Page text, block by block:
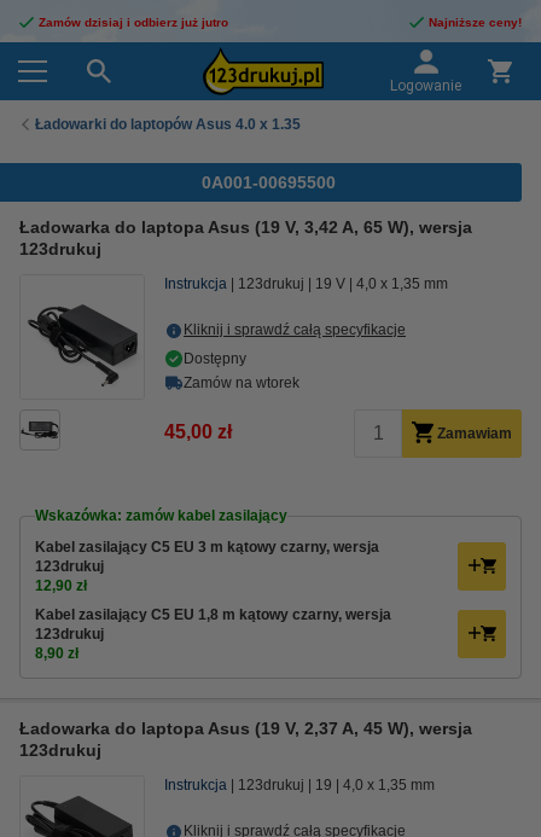
Zamów dzisiaj i odbierz już jutro Najniższe ceny!
Logowanie
Ładowarki do laptopów Asus 4.0 x 1.35
0A001-00695500
Ładowarka do laptopa Asus (19 V, 3,42 A, 65 W), wersja
123drukuj
Instrukcja 123drukuj 19 V 4,0 x 1,35 mm
Kliknij i sprawdź całą specyfikacje
Dostępny
Zamów na wtorek
45,00 zł Zamawiam
Wskazówka: zamów kabel zasilający
Kabel zasilający C5 EU 3 m kątowy czarny, wersja
123drukuj
12,90 zł
Kabel zasilający C5 EU 1,8 m kątowy czarny, wersja
123drukuj
8,90 zł
Ładowarka do laptopa Asus (19 V, 2,37 A, 45 W), wersja
123drukuj
Instrukcja 123drukuj 19 4,0 x 1,35 mm
Kliknij i sprawdź całą specyfikacje